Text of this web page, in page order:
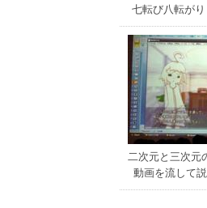
七転び八転が
二次元と三次元
動画を流して